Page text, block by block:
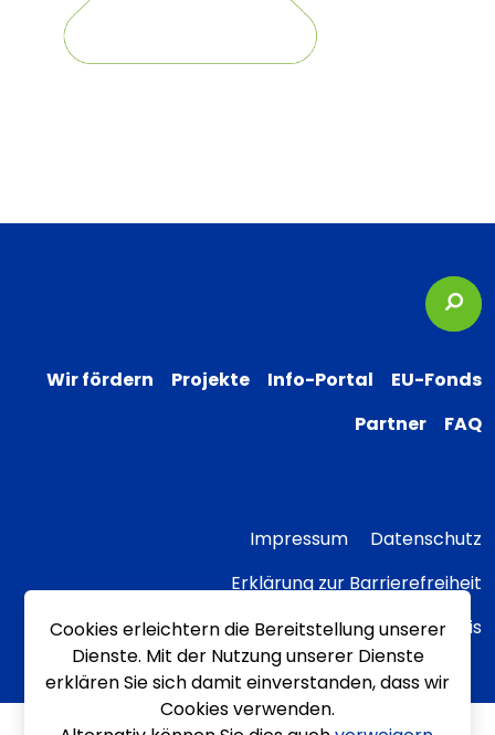
Wir fördern Projekte Info-Portal
EU-Fonds
Partner
FAQ
Impressum
Datenschutz
Erklärung zur Barrierefreiheit
Transparenzhinweis
Cookies erleichtern die Bereitstellung unserer
Dienste. Mit der Nutzung unserer Dienste
erklären Sie sich damit einverstanden, dass wir
Cookies verwenden.